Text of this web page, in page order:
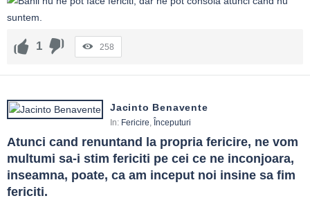
1 258
Jacinto Benavente
In: Fericire Începuturi
Atunci cand renuntand la propria fericire, ne vom
multumi sa-i stim fericiti pe cei ce ne inconjoara,
inseamna, poate, ca am inceput noi insine sa fim
fericiti.